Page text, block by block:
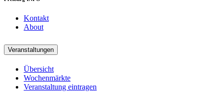
Kontakt
About
Veranstaltungen
Übersicht
Wochenmärkte
Veranstaltung eintragen